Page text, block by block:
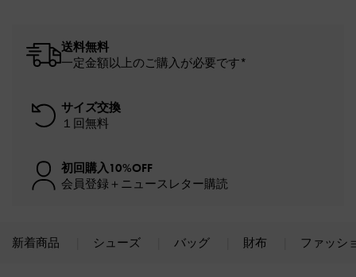
送料無料
一定金額以上のご購入が必要です*
サイズ交換
１回無料
初回購入10%OFF
会員登録＋ニュースレター購読
新着商品 シューズ バッグ 財布 ファッシ